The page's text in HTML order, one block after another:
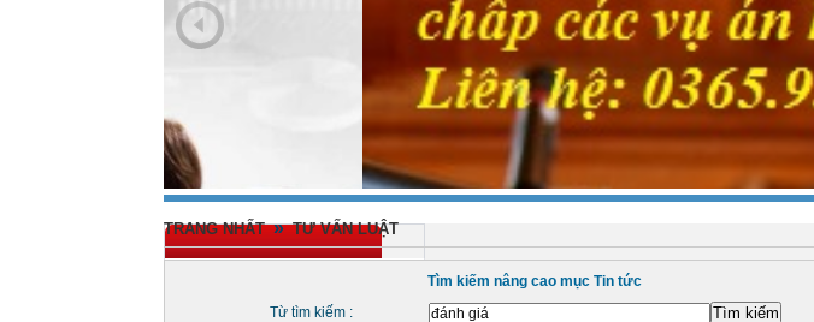
TRANG NHẤT » TƯ VẤN LUẬT
Tìm kiếm nâng cao mục Tin tức
Từ tìm kiếm :